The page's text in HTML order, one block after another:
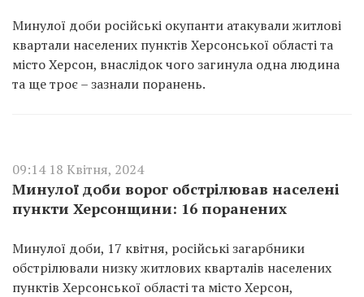
Минулої доби російські окупанти атакували житлові
квартали населених пунктів Херсонської області та
місто Херсон, внаслідок чого загинула одна людина
та ще троє – зазнали поранень.
09:14 18 Квітня, 2024
Минулої доби ворог обстрілював населені
пункти Херсонщини: 16 поранених
Минулої доби, 17 квітня, російські загарбники
обстрілювали низку житлових кварталів населених
пунктів Херсонської області та місто Херсон,